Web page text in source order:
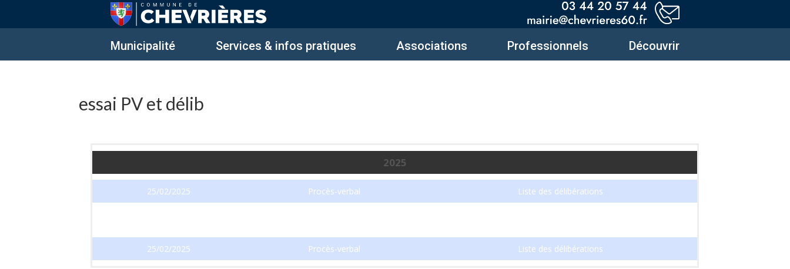
Municipalité Services & infos pratiques Associations Professionnels Découvrir
essai PV et délib
2025
25/02/2025 Procès-verbal Liste des délibérations
25/02/2025 Procès-verbal Liste des délibérations